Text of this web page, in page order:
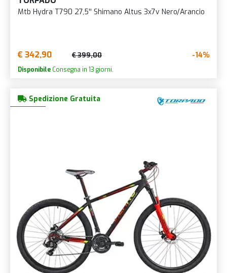
Mtb Hydra T790 27,5'' Shimano Altus 3x7v Nero/Arancio
€ 342,90 € 399,00 -14%
Disponibile Consegna in 13 giorni.
Spedizione Gratuita